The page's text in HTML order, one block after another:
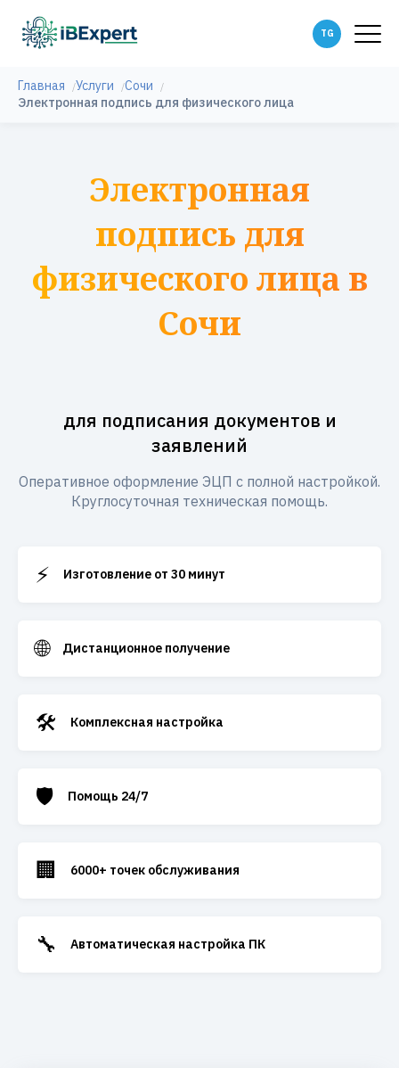
Главная Услуги
Сочи
Электронная подпись для физического лица
Электронная
подпись для
физического лица в
Сочи
для подписания документов и
заявлений
Оперативное оформление ЭЦП с полной настройкой.
Круглосуточная техническая помощь.
⚡ Изготовление от 30 минут
🌐 Дистанционное получение
🛠️ Комплексная настройка
🛡️ Помощь 24/7
🏢 6000+ точек обслуживания
🔧 Автоматическая настройка ПК